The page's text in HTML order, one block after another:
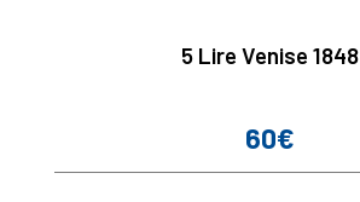
5 Lire Venise 1848
Prix
60€